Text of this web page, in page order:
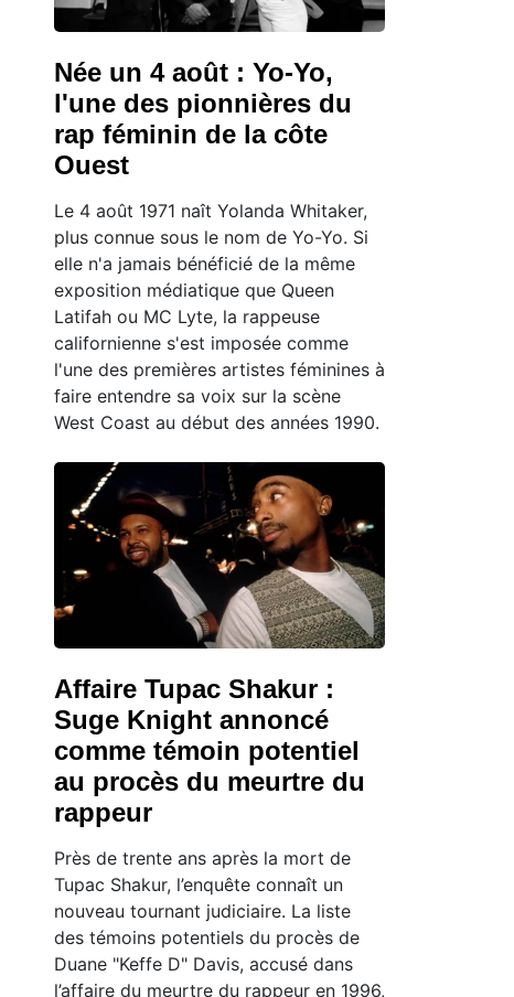
Née un 4 août : Yo-Yo,
l'une des pionnières du
rap féminin de la côte
Ouest
Le 4 août 1971 naît Yolanda Whitaker,
plus connue sous le nom de Yo-Yo. Si
elle n'a jamais bénéficié de la même
exposition médiatique que Queen
Latifah ou MC Lyte, la rappeuse
californienne s'est imposée comme
l'une des premières artistes féminines à
faire entendre sa voix sur la scène
West Coast au début des années 1990.
Affaire Tupac Shakur :
Suge Knight annoncé
comme témoin potentiel
au procès du meurtre du
rappeur
Près de trente ans après la mort de
Tupac Shakur, l’enquête connaît un
nouveau tournant judiciaire. La liste
des témoins potentiels du procès de
Duane "Keffe D" Davis, accusé dans
l’affaire du meurtre du rappeur en 1996,